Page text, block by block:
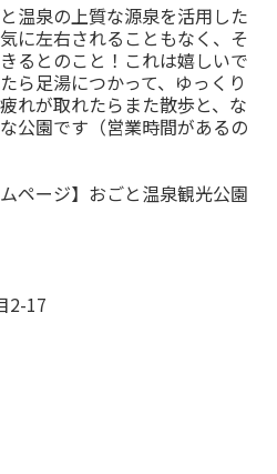
温泉の上質な源泉を活用した
に左右されることもなく、そ
るとのこと！これは嬉しいで
ら足湯につかって、ゆっくり
れが取れたらまた散歩と、な
公園です（営業時間があるの
ムページ】おごと温泉観光公園
2-17